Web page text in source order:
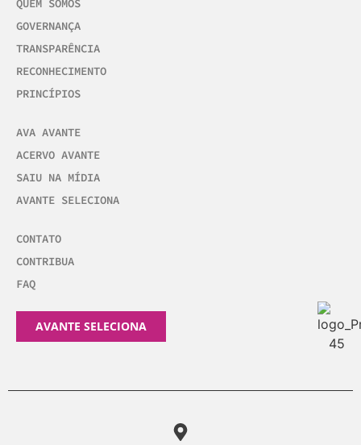
QUEM SOMOS
GOVERNANÇA
TRANSPARÊNCIA
RECONHECIMENTO
PRINCÍPIOS
AVA AVANTE
ACERVO AVANTE
SAIU NA MÍDIA
AVANTE SELECIONA
CONTATO
CONTRIBUA
FAQ
AVANTE SELECIONA